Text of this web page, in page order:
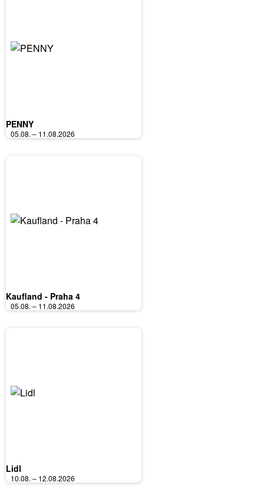
PENNY
05.08. – 11.08.2026
Kaufland - Praha 4
05.08. – 11.08.2026
Lidl
10.08. – 12.08.2026